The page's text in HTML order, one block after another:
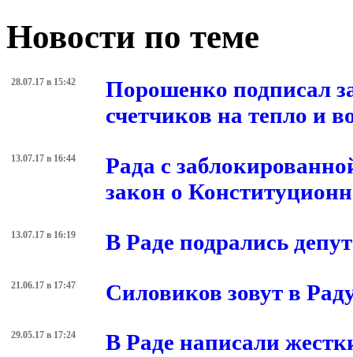
Новости по теме
28.07.17 в 15:42
Порошенко подписал
счетчиков на тепло и
13.07.17 в 16:44
Рада с
закон о
13.07.17 в 16:19 В Раде подрались
21.06.17 в 17:47 Силовиков зовут в
29.05.17 в 17:24 В Раде написали